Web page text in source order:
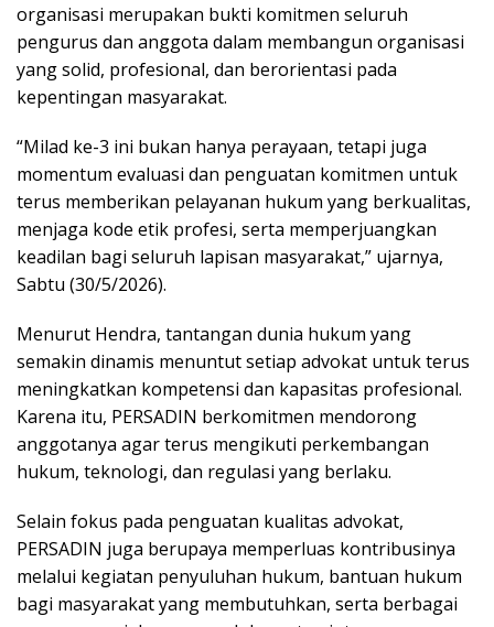
organisasi merupakan bukti komitmen seluruh
pengurus dan anggota dalam membangun organisasi
yang solid, profesional, dan berorientasi pada
kepentingan masyarakat.
“Milad ke-3 ini bukan hanya perayaan, tetapi juga
momentum evaluasi dan penguatan komitmen untuk
terus memberikan pelayanan hukum yang berkualitas,
menjaga kode etik profesi, serta memperjuangkan
keadilan bagi seluruh lapisan masyarakat,” ujarnya,
Sabtu (30/5/2026).
Menurut Hendra, tantangan dunia hukum yang
semakin dinamis menuntut setiap advokat untuk terus
meningkatkan kompetensi dan kapasitas profesional.
Karena itu, PERSADIN berkomitmen mendorong
anggotanya agar terus mengikuti perkembangan
hukum, teknologi, dan regulasi yang berlaku.
Selain fokus pada penguatan kualitas advokat,
PERSADIN juga berupaya memperluas kontribusinya
melalui kegiatan penyuluhan hukum, bantuan hukum
bagi masyarakat yang membutuhkan, serta berbagai